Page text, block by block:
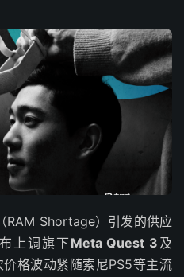
（RAM Shortage）引发的供应
上调旗下Meta Quest 3 及
格波动紧随索尼PS5等主流